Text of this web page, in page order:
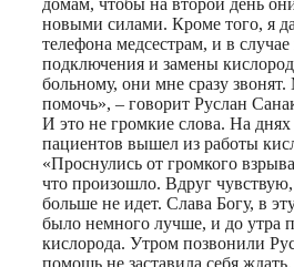
новыми силами. Кроме того, я
телефона медсестрам, и в
подключения и замены
больному, они мне сразу
помочь», – говорит Руслан
И это не громкие слова. На
пациентов вышел из работы
«Проснулись от громкого
что произошло. Вдруг
больше не идет. Слава Богу, в
было немного лучше, и до утра
кислорода. Утром позвонили
помощь не заставила себя